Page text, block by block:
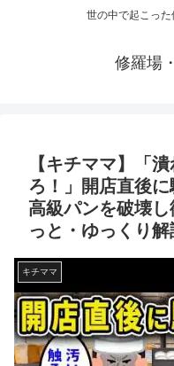
世の中で起こった
修羅場
【キチママ】「
ろ！」開店直後
高級パンを破壊
っと・ゆっくり解
キチママ